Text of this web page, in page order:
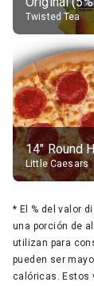
Twisted Tea
Little Caesars
* El % del valor
una porción de
utilizan para
pueden ser
calóricas. Estos